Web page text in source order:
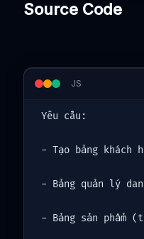
Source Code
JS
Yêu cầu:
- Tạo bảng
- Bảng quản lý
- Bảng sản phẩm